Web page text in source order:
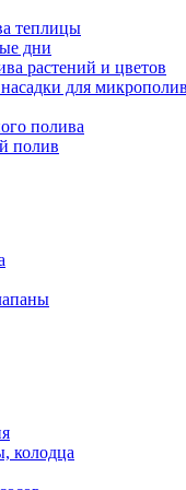
теплицы
дни
растений и цветов
для
полива
полив
колодца